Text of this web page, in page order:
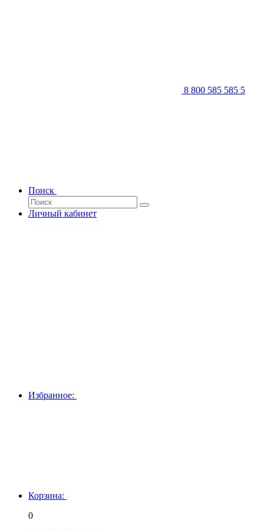
8 800 585 585 5
Поиск
Личный кабинет
Избранное:
Корзина:
0